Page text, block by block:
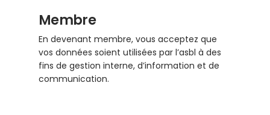
Membre
En devenant membre, vous acceptez que
vos données soient utilisées par l’asbl à des
fins de gestion interne, d’information et de
communication.